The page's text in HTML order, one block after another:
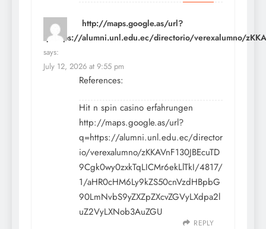
http://maps.google.as/url?
q=https://alumni.unl.edu.ec/directorio/verexalumno/
says:
July 12, 2026 at 9:55 pm
References:
Hit n spin casino erfahrungen
http://maps.google.as/url?
q=https://alumni.unl.edu.ec/director
io/verexalumno/zKKAVnF130JBEcuTD
9Cgk0wy0zxkTqLICMr6ekLlTkI/4817/
1/aHR0cHM6Ly9kZS50cnVzdHBpbG
90LmNvbS9yZXZpZXcvZGVyLXdpa2l
uZ2VyLXNob3AuZGU
REPLY